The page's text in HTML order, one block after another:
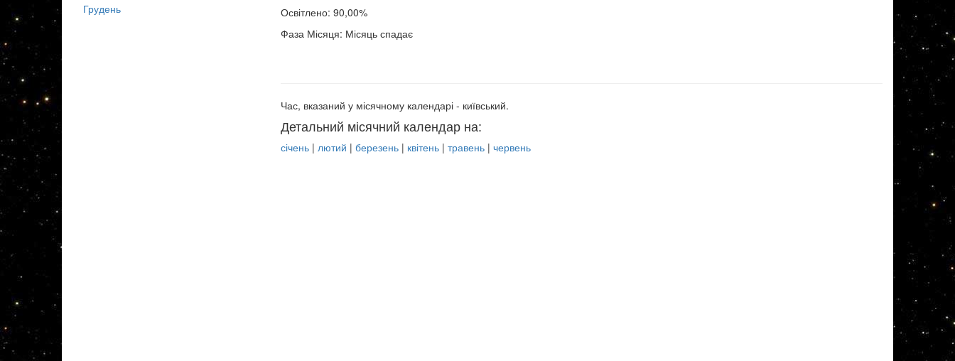
Освітлено: 90,00%
Фаза Місяця: Місяць спадає
Час, вказаний у місячному календарі - київський.
Детальний місячний календар на:
січень| лютий | березень| квітень| травень| червень
Грудень